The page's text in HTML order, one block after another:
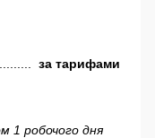
за тарифами
1 робочого дня